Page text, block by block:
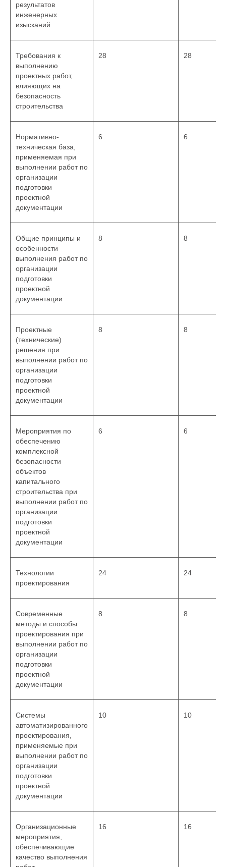
результатов
инженерных
изысканий
Требования к
выполнению
проектных работ,
влияющих на
безопасность
строительства
28 28
Нормативно-
техническая база,
применяемая при
выполнении работ по
организации
подготовки
проектной
документации
6 6
Общие принципы и
особенности
выполнения работ по
организации
подготовки
проектной
документации
8 8
Проектные
(технические)
решения при
выполнении работ по
организации
подготовки
проектной
документации
8 8
Мероприятия по
обеспечению
комплексной
безопасности
объектов
капитального
строительства при
выполнении работ по
организации
подготовки
проектной
документации
6 6
Технологии
проектирования
24 24
Современные
методы и способы
проектирования при
выполнении работ по
организации
подготовки
проектной
документации
8 8
Системы
автоматизированного
проектирования,
применяемые при
выполнении работ по
организации
подготовки
проектной
документации
10 10
Организационные
мероприятия,
обеспечивающие
качество выполнения
16 16